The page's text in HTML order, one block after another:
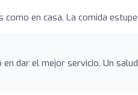
en casa. La comida
dar el mejor servicio. Un